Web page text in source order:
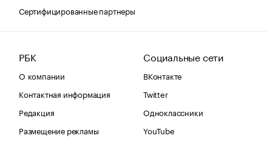
Сертифицированные партнеры
РБК
О компании
Контактная информация
Редакция
Размещение рекламы
Социальные сети
ВКонтакте
Twitter
Одноклассники
YouTube